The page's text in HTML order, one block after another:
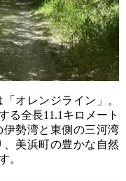
オレンジライン」。
る全長11.1キロメート
勢湾と東側の三河湾
美浜町の豊かな自然
。